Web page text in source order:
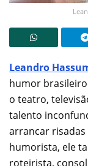
Leandro
humor
o teatro,
talento
arrancar
humorista, ele
roteirista,